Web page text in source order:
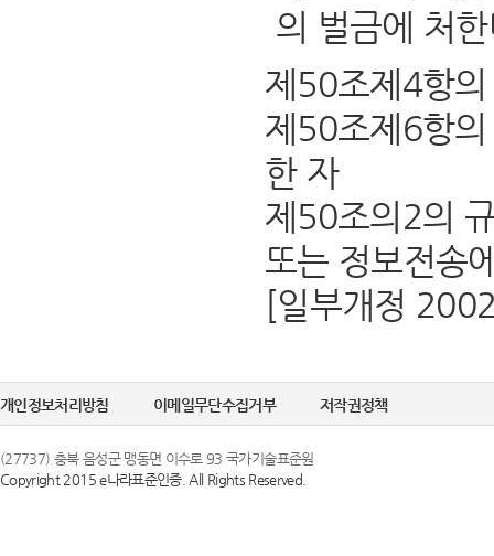
의 벌금에 처
제50조제4항
제50조제6항
한 자
제50조의2의
또는 정보전송
[일부개정
개인정보처리방침 이메일무단수집거부 저작권정책
(27737) 충북 음성군 맹동면 이수로 93 국가기술표준원
Copyright 2015 e나라표준인증. All Rights Reserved.